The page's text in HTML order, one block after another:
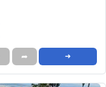
➦ ➜